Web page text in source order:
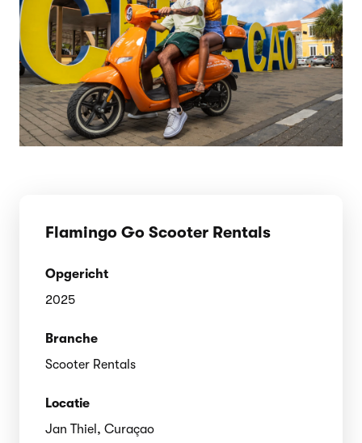
Flamingo Go Scooter Rentals
Opgericht
2025
Branche
Scooter Rentals
Locatie
Jan Thiel, Curaçao